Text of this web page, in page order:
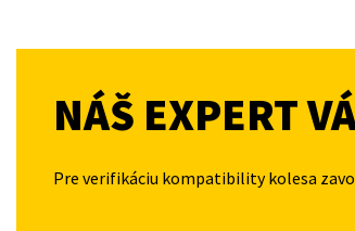
NÁŠ EXPERT
Pre verifikáciu kompatibility kolesa